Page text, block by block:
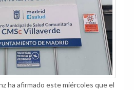
ha afirmado este miércoles que el